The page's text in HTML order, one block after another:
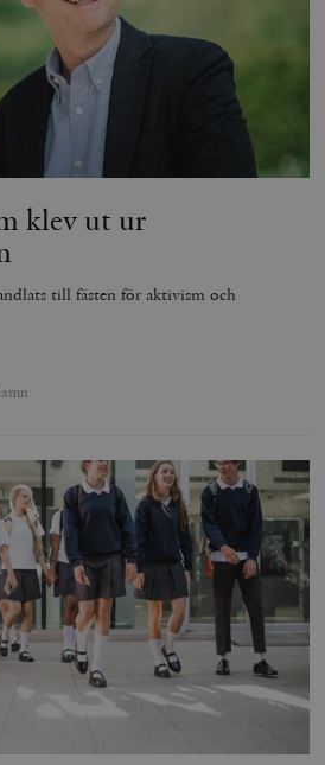
klev ut ur
till fästen för aktivism och